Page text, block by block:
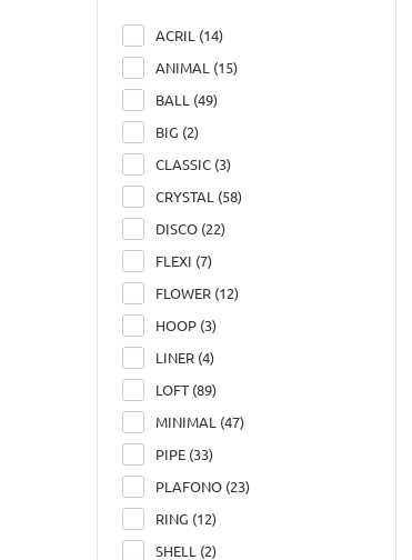
ACRIL (14)
ANIMAL (15)
BALL (49)
BIG (2)
CLASSIC (3)
CRYSTAL (58)
DISCO (22)
FLEXI (7)
FLOWER (12)
HOOP (3)
LINER (4)
LOFT (89)
MINIMAL (47)
PIPE (33)
PLAFONO (23)
RING (12)
SHELL (2)